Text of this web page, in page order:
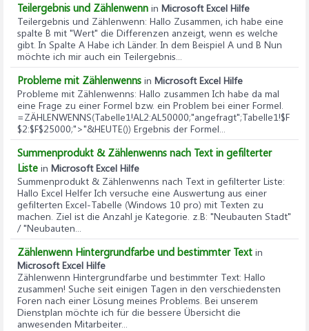
Teilergebnis und Zählenwenn in Microsoft Excel Hilfe
Teilergebnis und Zählenwenn: Hallo Zusammen, ich habe eine
spalte B mit "Wert" die Differenzen anzeigt, wenn es welche
gibt. In Spalte A Habe ich Länder. In dem Beispiel A und B Nun
möchte ich mir auch ein Teilergebnis...
Probleme mit Zählenwenns in Microsoft Excel Hilfe
Probleme mit Zählenwenns: Hallo zusammen Ich habe da mal
eine Frage zu einer Formel bzw. ein Problem bei einer Formel.
=ZÄHLENWENNS(Tabelle1!AL2:AL50000;"angefragt";Tabelle1!$F
$2:$F$25000;">"&HEUTE()) Ergebnis der Formel...
Summenprodukt & Zählenwenns nach Text in gefilterter
Liste in Microsoft Excel Hilfe
Summenprodukt & Zählenwenns nach Text in gefilterter Liste:
Hallo Excel Helfer Ich versuche eine Auswertung aus einer
gefilterten Excel-Tabelle (Windows 10 pro) mit Texten zu
machen. Ziel ist die Anzahl je Kategorie. z.B: "Neubauten Stadt"
/ "Neubauten...
Zählenwenn Hintergrundfarbe und bestimmter Text in
Microsoft Excel Hilfe
Zählenwenn Hintergrundfarbe und bestimmter Text: Hallo
zusammen! Suche seit einigen Tagen in den verschiedensten
Foren nach einer Lösung meines Problems. Bei unserem
Dienstplan möchte ich für die bessere Übersicht die
anwesenden Mitarbeiter...